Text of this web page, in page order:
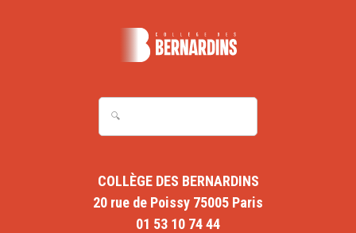
COLLÈGE DES BERNARDINS
20 rue de Poissy 75005 Paris
01 53 10 74 44